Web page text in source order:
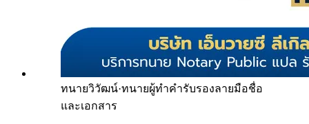
ทนายวิวัฒน์·ทนายผู้ทำคำรับรองลายมือชื่อ
และเอกสาร